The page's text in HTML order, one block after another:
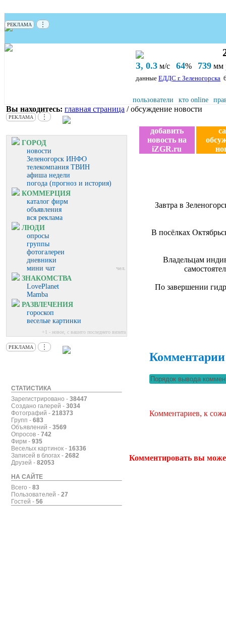
РЕКЛАМА ⋮
З, 0.3 м/с 64% 739 мм
данные ЕДДС г. Зеленогорска
пользователи кто online
Вы находитесь: главная страница / обсуждение новости
РЕКЛАМА ⋮
ГОРОД
новости
Зеленогорск ИНФО
телекомпания ТВИН
афиша недели
погода (прогноз и история)
КОММЕРЦИЯ
каталог фирм
объявления
вся реклама
ЛЮДИ
опросы
группы
фотогалереи
дневники
мини чат
чел.
ЗНАКОМСТВА
LovePlanet
Mamba
РАЗВЛЕЧЕНИЯ
гороскоп
веселые картинки
+1 - новое, с вашего последнего визита
РЕКЛАМА ⋮
СТАТИСТИКА
Зарегистрировано - 38447
Создано галерей - 3034
Фотографий - 218373
Групп - 683
Объявлений - 3569
Опросов - 742
Фирм - 935
Веселых картинок - 16336
Записей в блогах - 2682
Друзей - 82053
НА САЙТЕ
Всего - 83
Пользователей - 27
Гостей - 56
добавить
новость на
iZGR.ru
Завтра в
В посёлках
Владельцам
По завершении
Комментарии
Комментариев, к
Комментировать вы